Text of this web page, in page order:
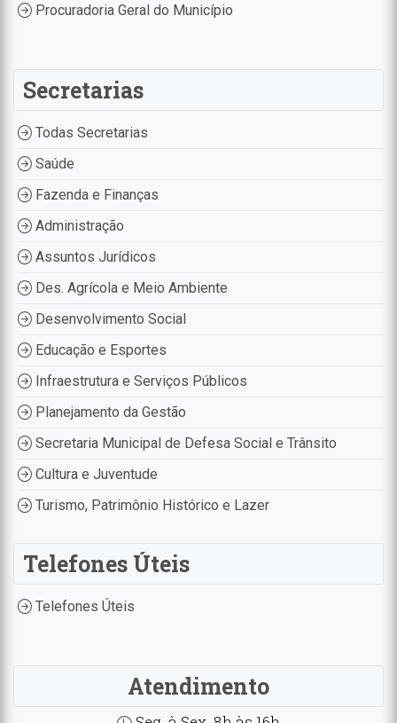
Procuradoria Geral do Município
Secretarias
Todas Secretarias
Saúde
Fazenda e Finanças
Administração
Assuntos Jurídicos
Des. Agrícola e Meio Ambiente
Desenvolvimento Social
Educação e Esportes
Infraestrutura e Serviços Públicos
Planejamento da Gestão
Secretaria Municipal de Defesa Social e Trânsito
Cultura e Juventude
Turismo, Patrimônio Histórico e Lazer
Telefones Úteis
Telefones Úteis
Atendimento